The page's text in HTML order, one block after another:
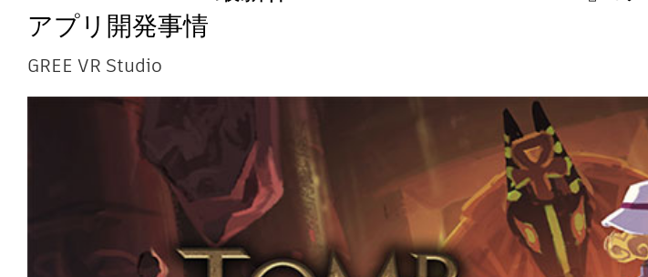
アプリ開発事情
GREE VR Studio